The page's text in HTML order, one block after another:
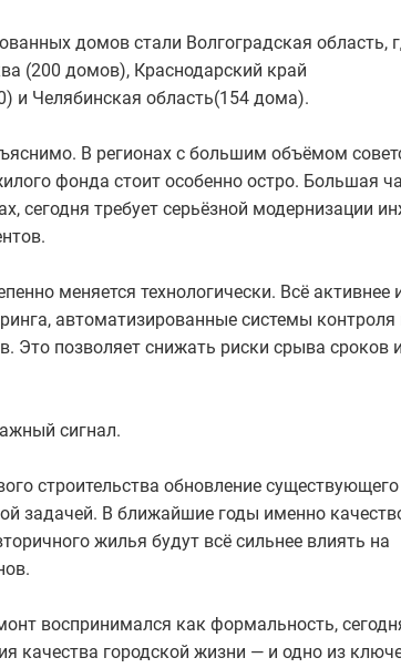
домов стали Волгоградская область,
(200 домов), Краснодарский край
и Челябинская область(154 дома).
В регионах с большим объёмом
фонда стоит особенно остро. Большая
сегодня требует серьёзной модернизации
меняется технологически. Всё активнее
автоматизированные системы
Это позволяет снижать риски срыва сроков
сигнал.
строительства обновление
задачей. В ближайшие годы именно
жилья будут всё сильнее влиять на
воспринимался как формальность,
качества городской жизни — и одно из